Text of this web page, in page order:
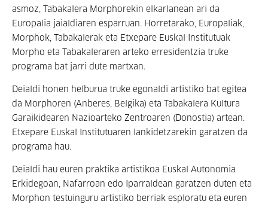
asmoz, Tabakalera Morphorekin elkarlanean ari da
Europalia jaialdiaren esparruan. Horretarako, Europaliak,
Morphok, Tabakalerak eta Etxepare Euskal Institutuak
Morpho eta Tabakaleraren arteko erresidentzia truke
programa bat jarri dute martxan.
Deialdi honen helburua truke egonaldi artistiko bat egitea
da Morphoren (Anberes, Belgika) eta Tabakalera Kultura
Garaikidearen Nazioarteko Zentroaren (Donostia) artean.
Etxepare Euskal Institutuaren lankidetzarekin garatzen da
programa hau.
Deialdi hau euren praktika artistikoa Euskal Autonomia
Erkidegoan, Nafarroan edo Iparraldean garatzen duten eta
Morphon testuinguru artistiko berriak esploratu eta euren